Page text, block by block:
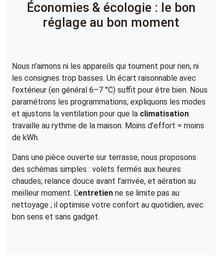
Économies & écologie : le bon
réglage au bon moment
Nous n’aimons ni les appareils qui tournent pour rien, ni
les consignes trop basses. Un écart raisonnable avec
l’extérieur (en général 6–7 °C) suffit pour être bien. Nous
paramétrons les programmations, expliquons les modes
et ajustons la ventilation pour que la climatisation
travaille au rythme de la maison. Moins d’effort = moins
de kWh.
Dans une pièce ouverte sur terrasse, nous proposons
des schémas simples : volets fermés aux heures
chaudes, relance douce avant l’arrivée, et aération au
meilleur moment. L’entretien ne se limite pas au
nettoyage ; il optimise votre confort au quotidien, avec
bon sens et sans gadget.